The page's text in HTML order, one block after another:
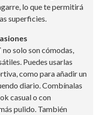
lo que te permitirá
superficies.
no solo son cómodas,
Puedes usarlas
como para añadir un
diario. Combínalas
casual o con
pulido. También